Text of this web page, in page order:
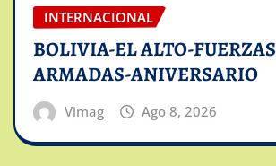
INTERNACIONAL
BOLIVIA-EL ALTO-FUERZAS
ARMADAS-ANIVERSARIO
Vimag Ago 8, 2026